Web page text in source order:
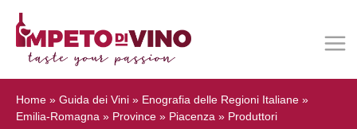
Home » Guida dei Vini » Enografia delle Regioni Italiane »
Emilia-Romagna » Province » Piacenza » Produttori